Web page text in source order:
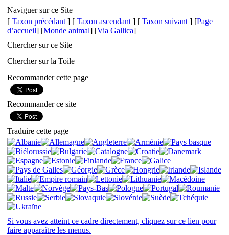
Naviguer sur ce Site
[ Taxon précédant ] [ Taxon ascendant ] [ Taxon suivant ] [Page
d’accueil] [Monde animal] [Via Gallica]
Chercher sur ce Site
Chercher sur la Toile
Recommander cette page
Recommander ce site
Traduire cette page
Si vous avez atteint ce cadre directement, cliquez sur ce lien pour
faire apparaître les menus.